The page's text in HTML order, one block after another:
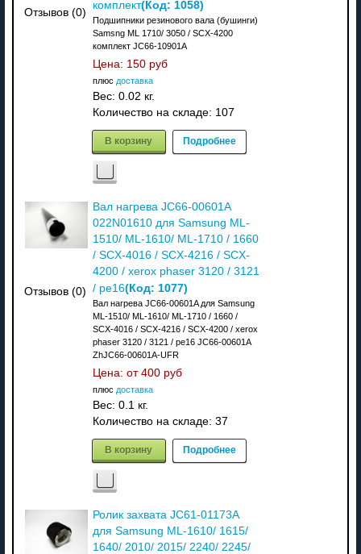
Отзывов (0)
комплект(Код: 1058)
Подшипники резинового вала (бушинги)
Samsng ML 1710/ 3050 / SCX-4200
комплект JC66-10901A
Цена: 150 руб
плюс доставка
Вес: 0.02 кг.
Количество на складе: 107
В корзину Подробнее
Отзывов (0)
Вал нагрева JC66-00601A
022N01610 для Samsung ML-
1510/ ML-1610/ ML-1710 / 1660
/ SCX-4016 / SCX-4216 / SCX-
4200 / xerox phaser 3120 / 3121
/ pe16(Код: 1077)
Вал нагрева JC66-00601A для Samsung
ML-1510/ ML-1610/ ML-1710 / 1660 /
SCX-4016 / SCX-4216 / SCX-4200 / xerox
phaser 3120 / 3121 / pe16 JC66-00601A
ZhJC66-00601A-UFR
Цена: от 400 руб
плюс доставка
Вес: 0.1 кг.
Количество на складе: 37
В корзину Подробнее
Ролик захвата JC61-01173A
для Samsung ML-1610/ 1615/
1640/ 2010/ 2015/ 2240/ 2245/